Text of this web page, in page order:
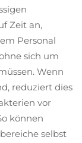
Zeit an,
Personal
sich um
Wenn
reduziert dies
vor
können
selbst